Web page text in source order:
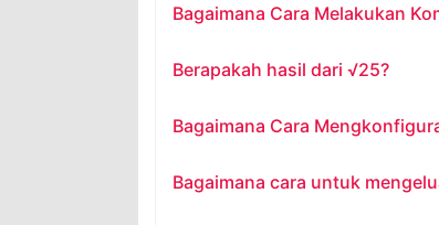
Bagaimana Cara Melakukan
Berapakah hasil dari √25?
Bagaimana Cara
Bagaimana cara untuk